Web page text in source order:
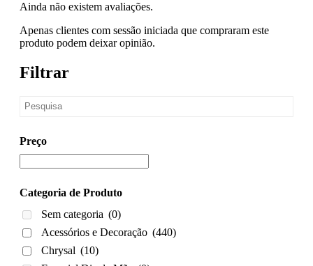
Ainda não existem avaliações.
Apenas clientes com sessão iniciada que compraram este
produto podem deixar opinião.
Filtrar
Preço
Categoria de Produto
Sem categoria (0)
Acessórios e Decoração (440)
Chrysal (10)